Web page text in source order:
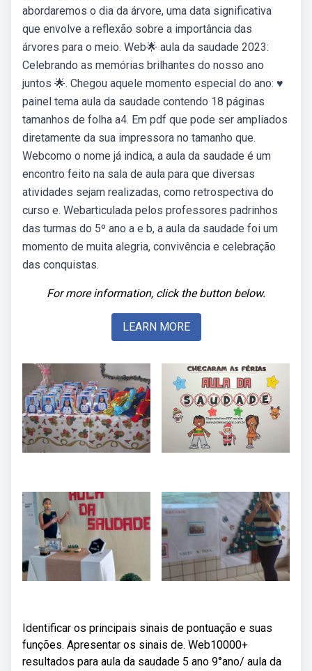
abordaremos o dia da árvore, uma data significativa
que envolve a reflexão sobre a importância das
árvores para o meio. Web🌟 aula da saudade 2023:
Celebrando as memórias brilhantes do nosso ano
juntos 🌟. Chegou aquele momento especial do ano: ♥️
painel tema aula da saudade contendo 18 páginas
tamanhos de folha a4. Em pdf que pode ser ampliados
diretamente da sua impressora no tamanho que.
Webcomo o nome já indica, a aula da saudade é um
encontro feito na sala de aula para que diversas
atividades sejam realizadas, como retrospectiva do
curso e. Webarticulada pelos professores padrinhos
das turmas do 5º ano a e b, a aula da saudade foi um
momento de muita alegria, convivência e celebração
das conquistas.
For more information, click the button below.
LEARN MORE
Identificar os principais sinais de pontuação e suas
funções. Apresentar os sinais de. Web10000+
resultados para aula da saudade 5 ano 9°ano/ aula da